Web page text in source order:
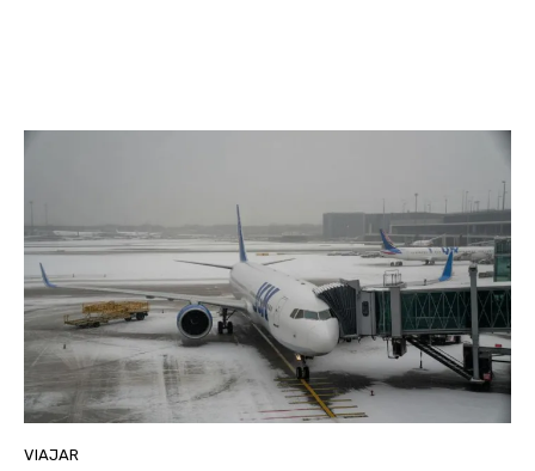
VIAJAR